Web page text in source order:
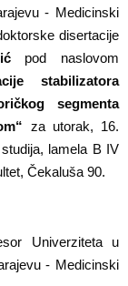
- Medicinski
disertacije
pod naslovom
stabilizatora
segmenta
za utorak, 16.
lamela B IV
Čekaluša 90.
Univerziteta u
- Medicinski